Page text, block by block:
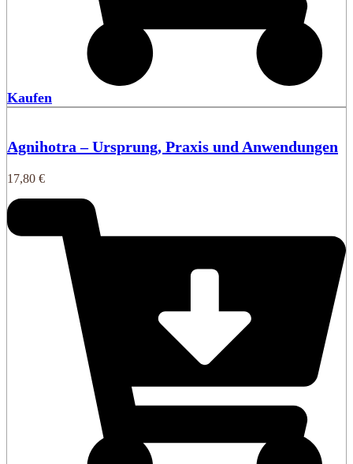
Kaufen
Agnihotra – Ursprung, Praxis und Anwendungen
17,80 €